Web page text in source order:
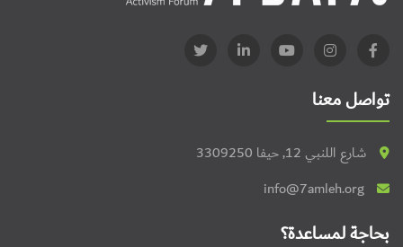
تواصل معنا
شارع اللنبي 12, حيفا 3309250
info@7amleh.org
بحاجة لمساعدة؟